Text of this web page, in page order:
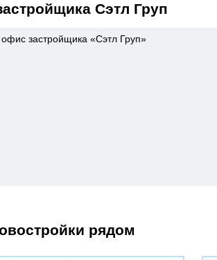
Сэтл Груп
рядом